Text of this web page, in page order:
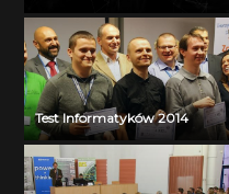
Test Informatyków 2014